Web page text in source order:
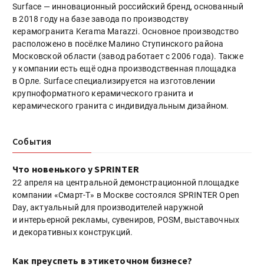
Surface — инновационный российский бренд, основанный
в 2018 году на базе завода по производству
керамогранита Kerama Marazzi. Основное производство
расположено в посёлке Малино Ступинского района
Московской области (завод работает с 2006 года). Также
у компании есть ещё одна производственная площадка
в Орле. Surface специализируется на изготовлении
крупноформатного керамического гранита и
керамического гранита с индивидуальным дизайном.
События
Что новенького у SPRINTER
22 апреля на центральной демонстрационной площадке
компании «Смарт-Т» в Москве состоялся SPRINTER Open
Day, актуальный для производителей наружной
и интерьерной рекламы, сувениров, POSM, выставочных
и декоративных конструкций.
Как преуспеть в этикеточном бизнесе?